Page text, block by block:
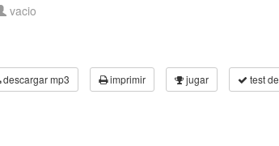
vacio
descargar mp3 imprimir jugar test